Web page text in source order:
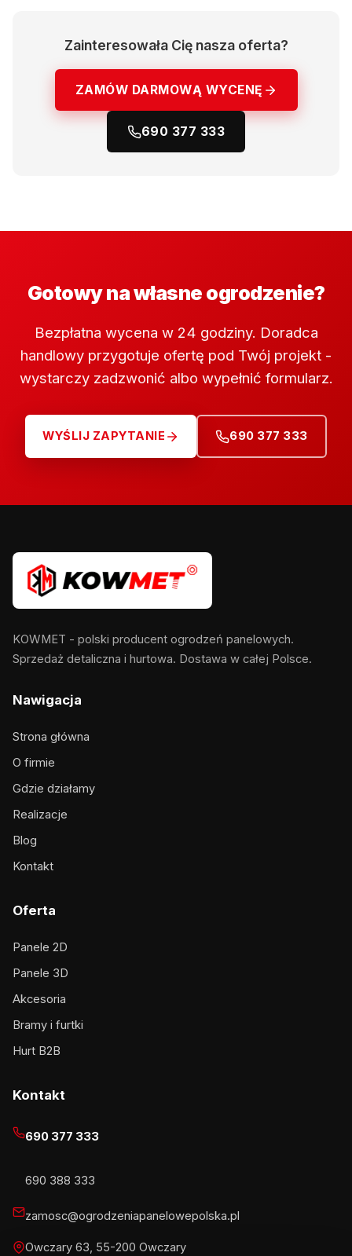
Zainteresowała Cię nasza oferta?
ZAMÓW DARMOWĄ WYCENĘ
690 377 333
Gotowy na własne ogrodzenie?
Bezpłatna wycena w 24 godziny. Doradca
handlowy przygotuje ofertę pod Twój projekt -
wystarczy zadzwonić albo wypełnić formularz.
WYŚLIJ ZAPYTANIE 690 377 333
KOWMET - polski producent ogrodzeń panelowych.
Sprzedaż detaliczna i hurtowa. Dostawa w całej Polsce.
Nawigacja
Strona główna
O firmie
Gdzie działamy
Realizacje
Blog
Kontakt
Oferta
Panele 2D
Panele 3D
Akcesoria
Bramy i furtki
Hurt B2B
Kontakt
690 377 333
690 388 333
zamosc@ogrodzeniapanelowepolska.pl
Owczary 63, 55-200 Owczary